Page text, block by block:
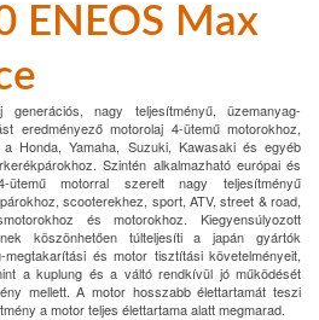
ENEOS Max
nagy teljesítményű, üzemanyag-
eredményező motorolaj 4-ütemű motorokhoz,
a Honda, Yamaha, Suzuki, Kawasaki és egyéb
Szintén alkalmazható európai és
ütemű motorral szerelt nagy teljesítményű
scooterekhez, sport, ATV, street & road,
és motorokhoz. Kiegyensúlyozott
köszönhetően túlteljesíti a japán gyártók
megtakarítási és motor tisztítási követelményeit,
a kuplung és a váltó rendkívül jó működését
mellett. A motor hosszabb élettartamát teszi
a motor teljes élettartama alatt megmarad.